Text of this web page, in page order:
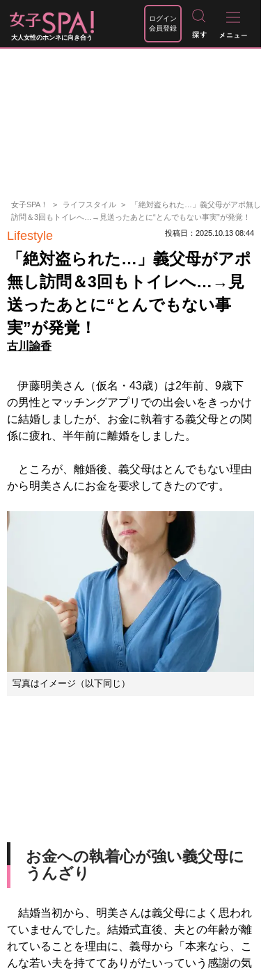
大人女性のホンネに向き合う
ログイン
会員登録
女子SPA！ ライフスタイル
「絶対盗られた…」義父母がアポ無し
訪問＆3回もトイレへ…→見送ったあとに“とんでもない事実”が発覚！
Lifestyle 投稿日：2025.10.13 08:44
「絶対盗られた…」義父母がアポ
無し訪問＆3回もトイレへ…→見
送ったあとに“とんでもない事
実”が発覚！
古川諭香
伊藤明美さん（仮名・43歳）は2年前、9歳下
の男性とマッチングアプリでの出会いをきっかけ
に結婚しましたが、お金に執着する義父母との関
係に疲れ、半年前に離婚をしました。
ところが、離婚後、義父母はとんでもない理由
から明美さんにお金を要求してきたのです。
写真はイメージ（以下同じ）
お金への執着心が強い義父母に
うんざり
結婚当初から、明美さんは義父母によく思われ
ていませんでした。結婚式直後、夫との年齢が離
れていることを理由に、義母から「本来なら、こ
んな若い夫を持ててありがたいっていう感謝の気